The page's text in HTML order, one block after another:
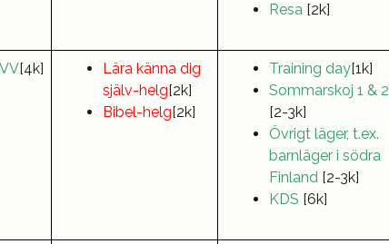
Resa [2k]
[4k]
Lära känna dig
själv-helg[2k]
Bibel-helg[2k]
Training day[1k]
Sommarskoj 1 & 2
[2-3k]
Övrigt läger, t.ex.
barnläger i södra
Finland [2-3k]
KDS [6k]